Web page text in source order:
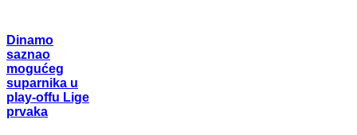
Dinamo
saznao
mogućeg
suparnika u
play-offu Lige
prvaka